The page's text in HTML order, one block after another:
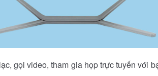
gọi video, tham gia họp trực tuyến với